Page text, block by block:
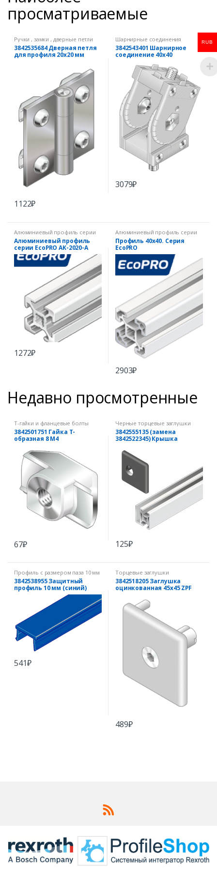
просматриваемые
Ручки , замки , дверные петли
3842535684 Дверная петля
для профиля 20х20 мм
1122₽
Шарнирные соединения
3842543401 Шарнирное
соединение 40х40
3079₽
Алюминиевый профиль серии
EcoPRO
Алюминиевый профиль
серии EcoPRO AK-2020-A
1272₽
Алюминиевый профиль серии
EcoPRO
Профиль 40х40. Серия
EcoPRO
2903₽
Недавно просмотренные
Т-гайки и фланцевые болты
3842501751 Гайка Т-
образная 8 М4
67₽
Черные торцевые заглушки
3842555135 (замена
3842522345) Крышка
черная
125₽
Профиль с размером паза 10 мм
3842538955 Защитный
профиль 10 мм (синий)
541₽
Торцевые заглушки
3842518205 Заглушка
оцинкованная 45х45 ZPF
489₽
RUB